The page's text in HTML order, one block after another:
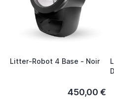
Litter-Robot 4 Base - Noir
450,00 €